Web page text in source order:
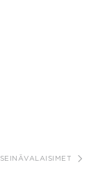
SEINÄVALAISIMET